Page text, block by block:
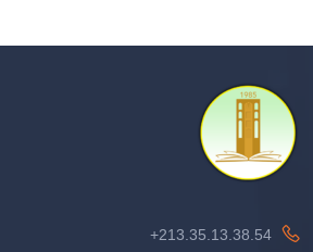
213.35.13.38.54+